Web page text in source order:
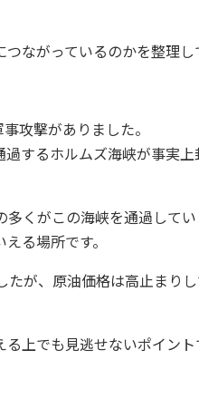
ながっているのかを整理し
攻撃がありました。
するホルムズ海峡が事実
くがこの海峡を通過してい
る場所です。
が、原油価格は高止まり
上でも見逃せないポイント